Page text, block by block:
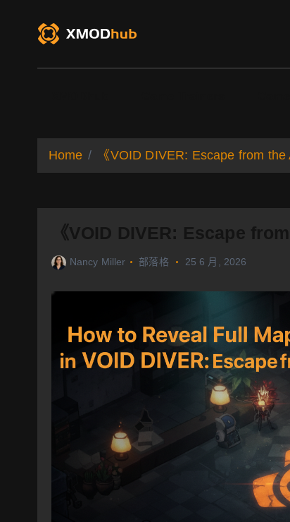
Home 《VOID DIVER: Escape from
《VOID DIVER: Escape
Nancy Miller 部落格 25 6 月, 2026